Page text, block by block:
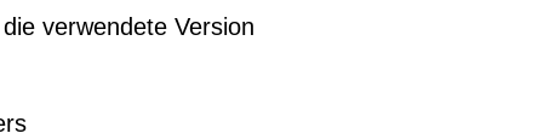
verwendete Version